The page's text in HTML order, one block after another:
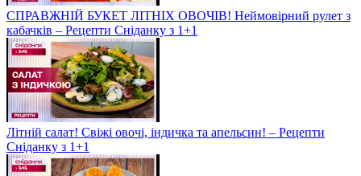
СПРАВЖНІЙ БУКЕТ ЛІТНІХ ОВОЧІВ! Неймовірний рулет з
кабачків – Рецепти Сніданку з 1+1
Літній салат! Свіжі овочі, індичка та апельсин! – Рецепти
Сніданку з 1+1